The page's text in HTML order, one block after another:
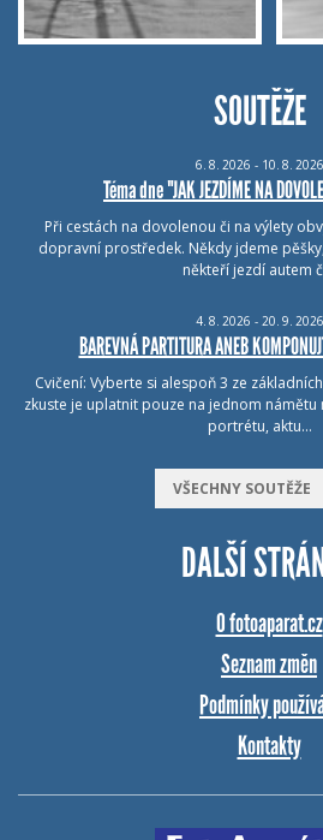
SOUTĚŽE
6. 8. 2026 - 10. 8. 2026
Téma dne "JAK JEZDÍME NA
Při cestách na dovolenou či na výlety
dopravní prostředek. Někdy jdeme
někteří jezdí autem
4. 8. 2026 - 20. 9. 2026
BAREVNÁ PARTITURA ANEB
Cvičení: Vyberte si alespoň 3 ze
zkuste je uplatnit pouze na jednom námětu
portrétu, aktu…
VŠECHNY SOUTĚŽE
DALŠÍ
O fotoaparat.cz
Seznam změn
Podmínky
Kontakty